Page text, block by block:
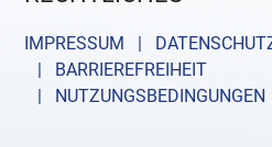
IMPRESSUM |
| BARRIEREFREIHEIT
| NUTZUNGSBEDINGUNGEN